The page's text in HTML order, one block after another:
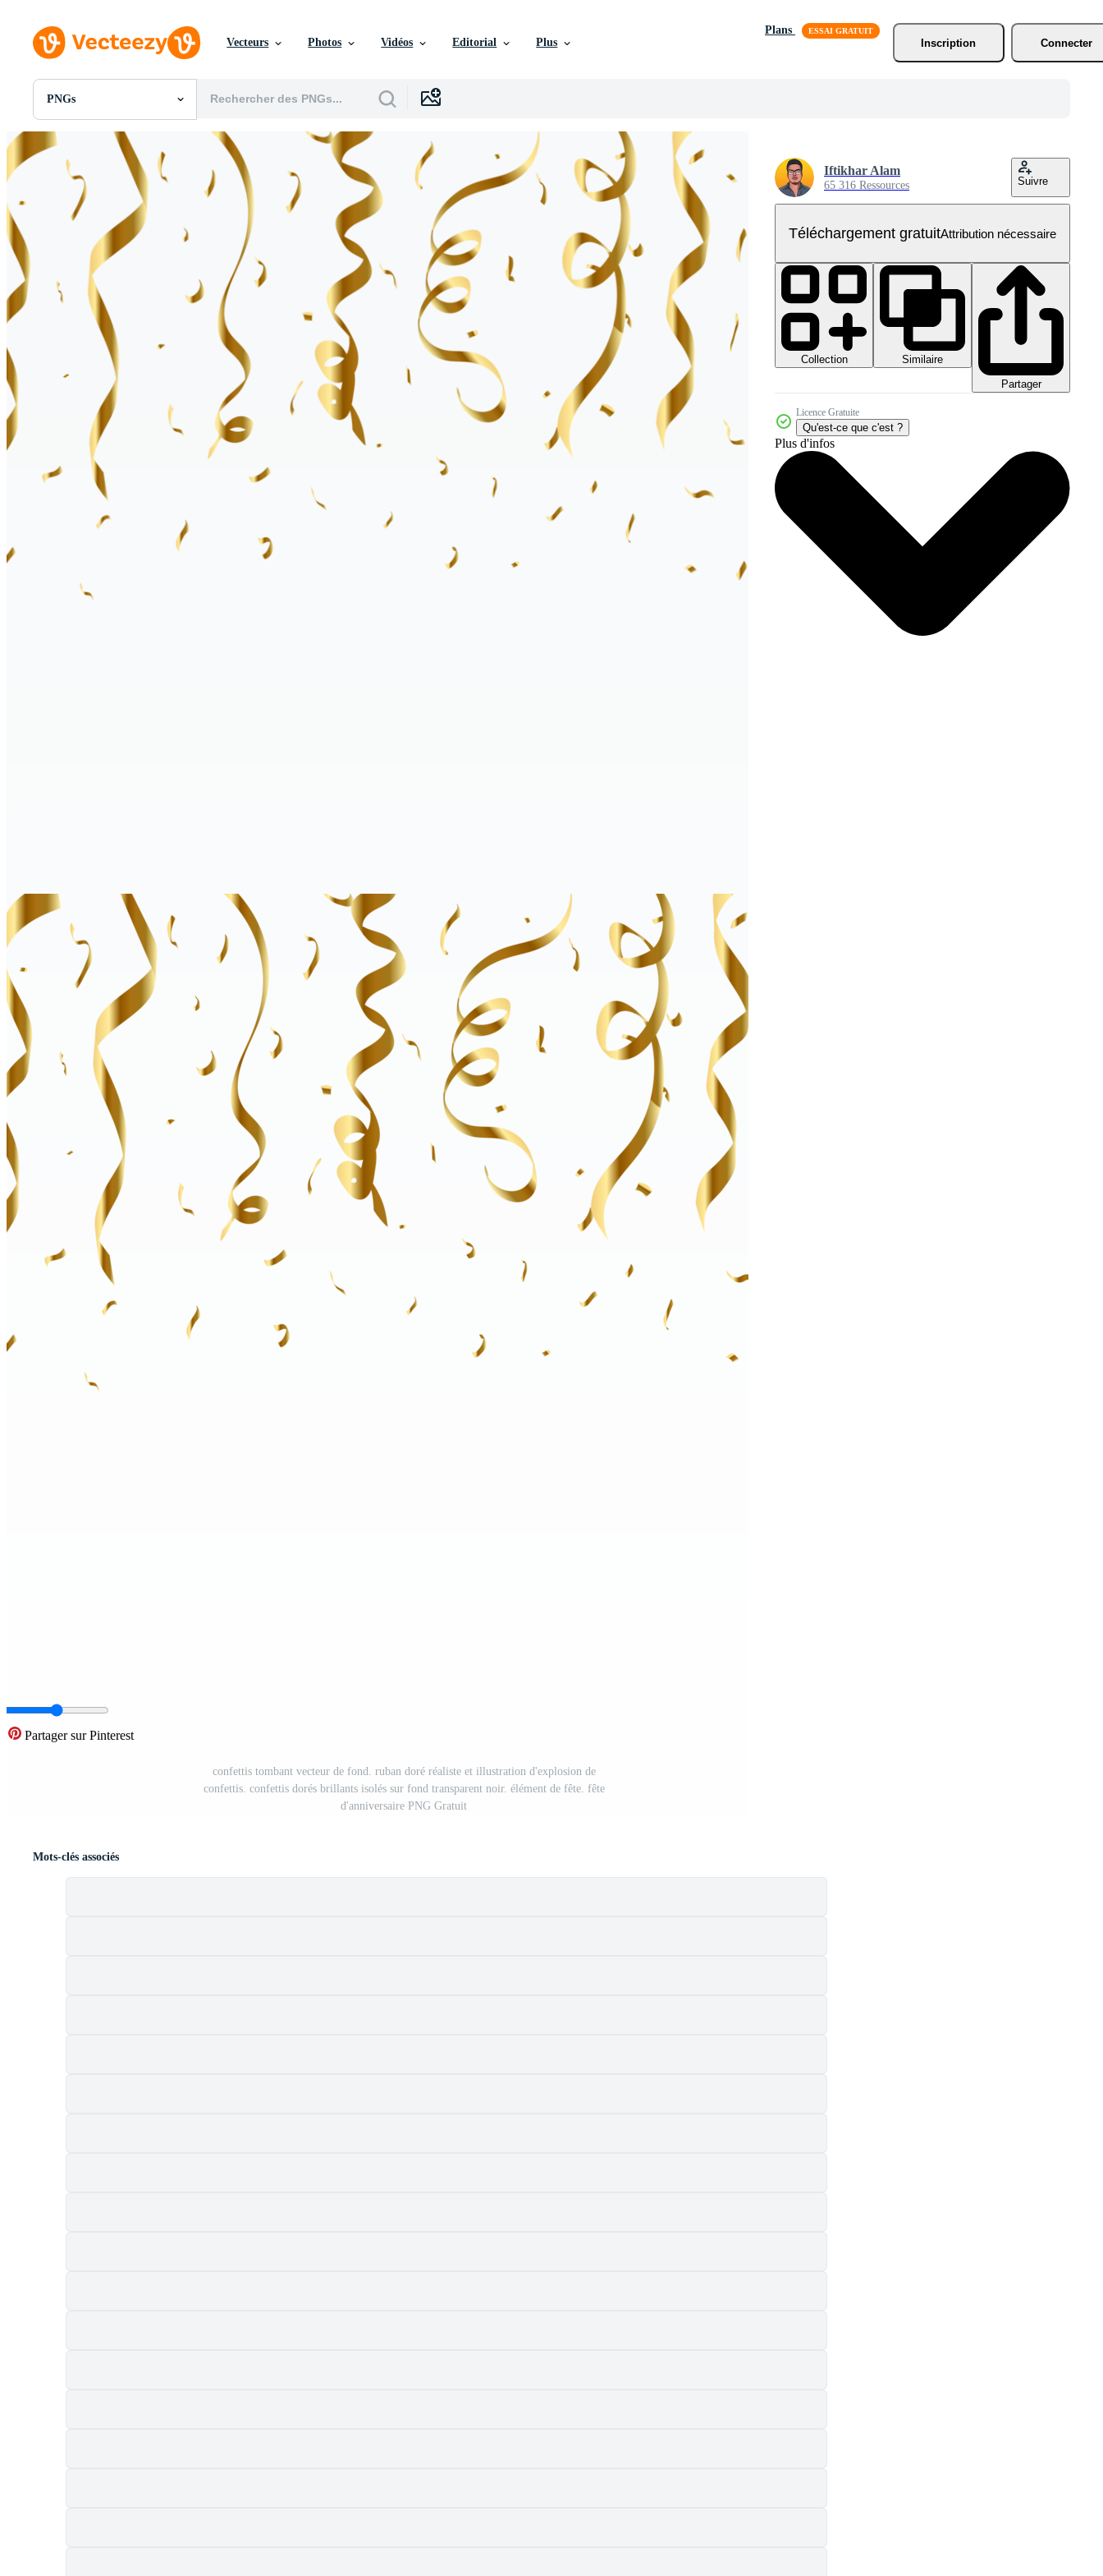
Vecteurs Photos Vidéos Editorial Plus
Plans
Inscription
Connecter
PNGs
Toutes Images
PNGs
PSDs
SVGs
Modèles
Vecteurs
Vidéos
Motion graphics
Images Éditoriales
Événements Éditoriaux
Partager sur Pinterest
confettis tombant vecteur de fond. ruban doré réaliste et illustration d'explosion de
confettis. confettis dorés brillants isolés sur fond transparent noir. élément de fête. fête
d'anniversaire PNG Gratuit
Iftikhar Alam
65 316 Ressources Suivre
Téléchargement gratuitAttribution nécessaire
Collection
Similaire
Partager
Licence Gratuite
Qu'est-ce que c'est ?
Plus d'infos
Mots-clés associés